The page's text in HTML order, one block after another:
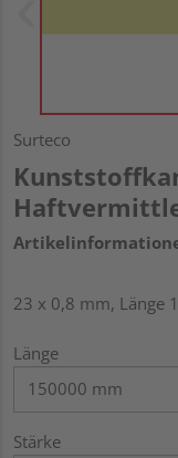
Surteco
23 x 0,8 mm, Länge
Länge
Stärke